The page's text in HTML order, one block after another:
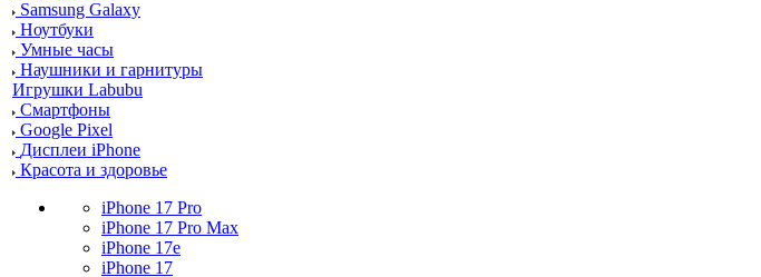
Samsung Galaxy
Ноутбуки
Умные часы
Наушники и гарнитуры
Игрушки Labubu
Смартфоны
Google Pixel
Дисплеи iPhone
Красота и здоровье
iPhone 17 Pro
iPhone 17 Pro Max
iPhone 17e
iPhone 17